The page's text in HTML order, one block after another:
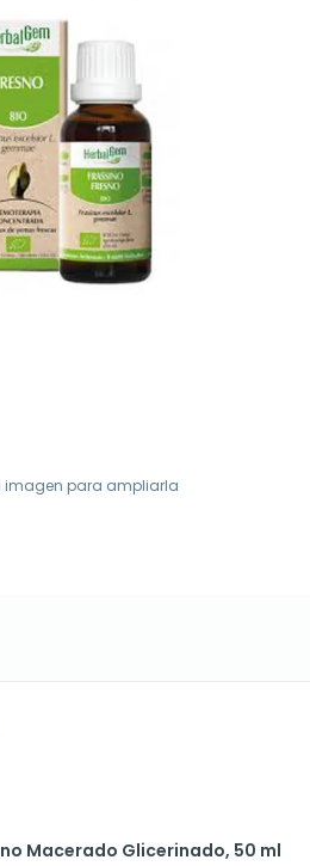
imagen para ampliarla
Macerado Glicerinado, 50 ml